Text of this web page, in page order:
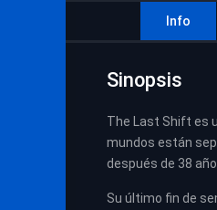
Info
Sinopsis
The Last Shift es
mundos están
después de 38
Su último fin de